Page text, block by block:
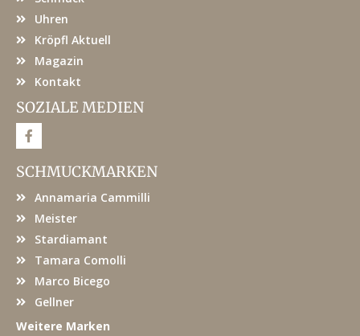
Uhren
Kröpfl Aktuell
Magazin
Kontakt
SOZIALE MEDIEN
F
a
e
b
o
SCHMUCKMARKEN
Annamaria Cammilli
Meister
Stardiamant
Tamara Comolli
Marco Bicego
Gellner
Weitere Marken